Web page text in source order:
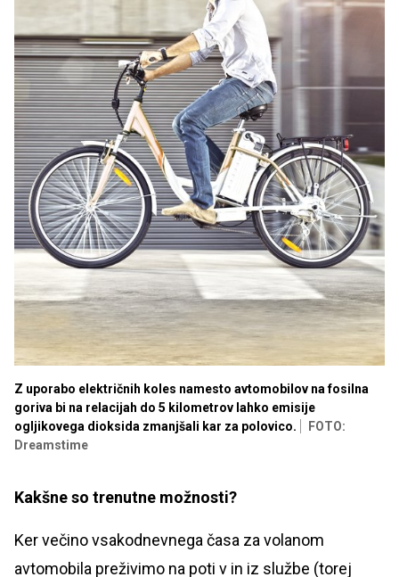
Z uporabo električnih koles namesto avtomobilov na fosilna
goriva bi na relacijah do 5 kilometrov lahko emisije
ogljikovega dioksida zmanjšali kar za polovico.
FOTO:
Dreamstime
Kakšne so trenutne možnosti?
Ker večino vsakodnevnega časa za volanom
avtomobila preživimo na poti v in iz službe (torej